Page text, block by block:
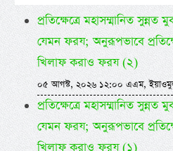
প্রতিক্ষেত্রে মহাসম্মানিত
যেমন ফরয; অনুরূপভাবে
খিলাফ করাও ফরয (২)
০৫ আগস্ট, ২০২৬ ১২:০০ এএম,
প্রতিক্ষেত্রে মহাসম্মানিত
যেমন ফরয; অনুরূপভাবে